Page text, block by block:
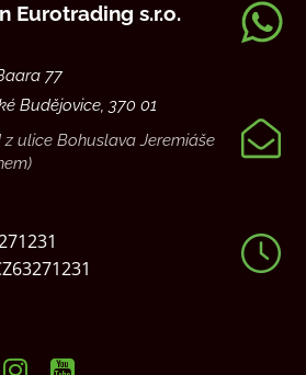
Eurotrading s.r.o.
77
Budějovice, 370 01
z ulice Bohuslava Jeremiáše